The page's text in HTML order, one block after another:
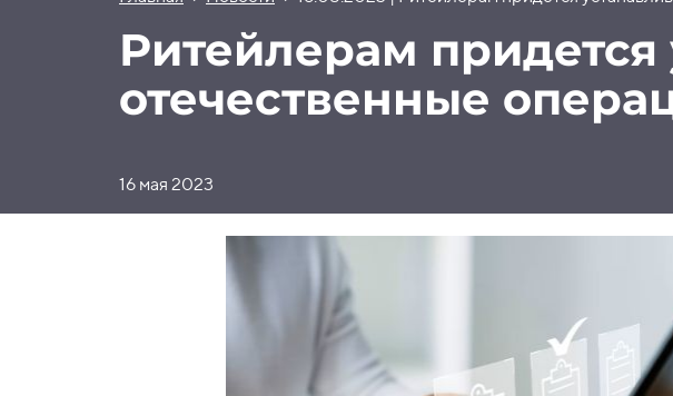
Ритейлерам придется
отечественные
16 мая 2023